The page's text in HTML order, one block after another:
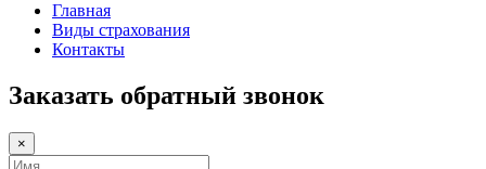
Главная
Виды страхования
Контакты
Заказать обратный звонок
×